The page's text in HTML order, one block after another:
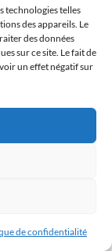
technologies telles
des appareils. Le
des données
sur ce site. Le fait de
un effet négatif sur
de confidentialité